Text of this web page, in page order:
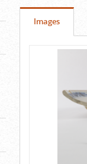
Onglet
Images(cliquer
pour
Contenu
Images